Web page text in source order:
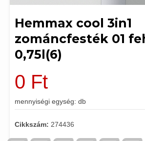
Hemmax cool 3in1
zománcfesték 01
0,75l(6)
0 Ft
mennyiségi egység: db
Cikkszám: 274436